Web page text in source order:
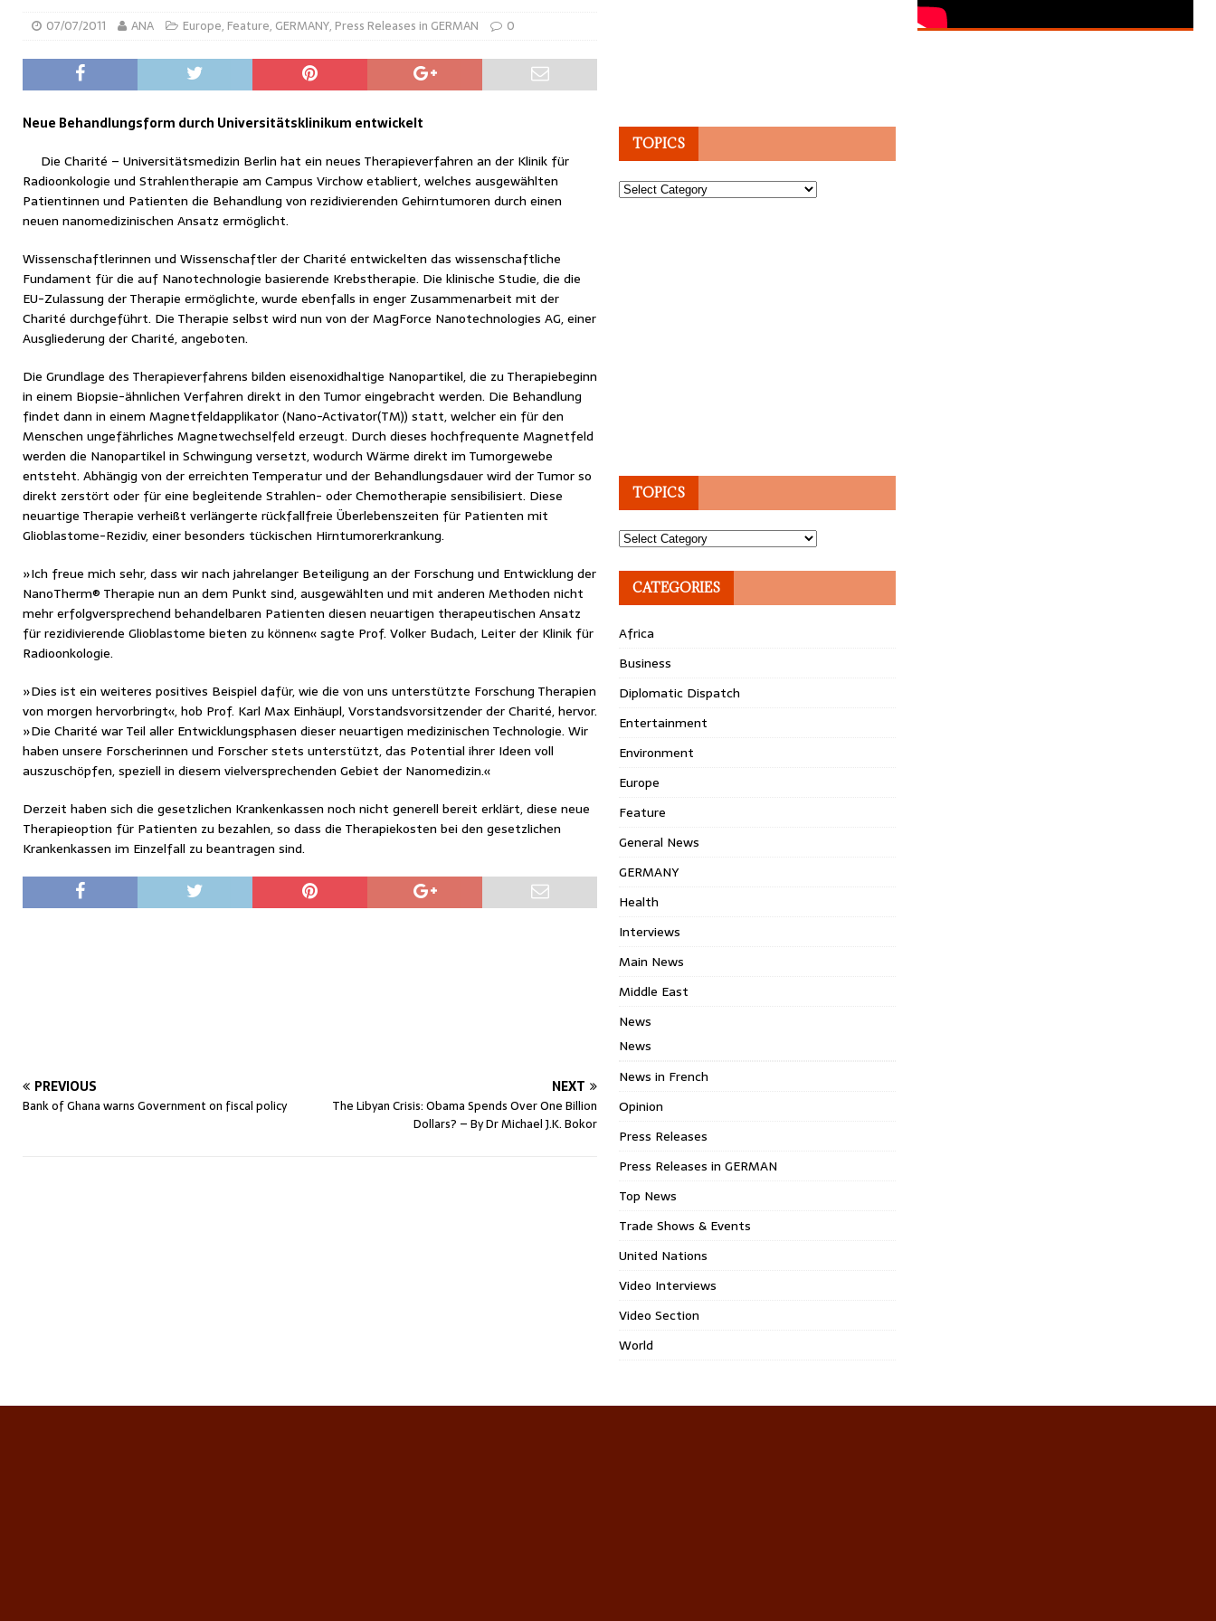
07/07/2011 ANA Europe, Feature, GERMANY, Press Releases in GERMAN 0
Neue Behandlungsform durch Universitätsklinikum entwickelt
Die Charité – Universitätsmedizin Berlin hat ein neues Therapieverfahren an der Klinik für
Radioonkologie und Strahlentherapie am Campus Virchow etabliert, welches ausgewählten
Patientinnen und Patienten die Behandlung von rezidivierenden Gehirntumoren durch einen
neuen nanomedizinischen Ansatz ermöglicht.
Wissenschaftlerinnen und Wissenschaftler der Charité entwickelten das wissenschaftliche
Fundament für die auf Nanotechnologie basierende Krebstherapie. Die klinische Studie, die die
EU-Zulassung der Therapie ermöglichte, wurde ebenfalls in enger Zusammenarbeit mit der
Charité durchgeführt. Die Therapie selbst wird nun von der MagForce Nanotechnologies AG, einer
Ausgliederung der Charité, angeboten.
Die Grundlage des Therapieverfahrens bilden eisenoxidhaltige Nanopartikel, die zu Therapiebeginn
in einem Biopsie-ähnlichen Verfahren direkt in den Tumor eingebracht werden. Die Behandlung
findet dann in einem Magnetfeldapplikator (Nano-Activator(TM)) statt, welcher ein für den
Menschen ungefährliches Magnetwechselfeld erzeugt. Durch dieses hochfrequente Magnetfeld
werden die Nanopartikel in Schwingung versetzt, wodurch Wärme direkt im Tumorgewebe
entsteht. Abhängig von der erreichten Temperatur und der Behandlungsdauer wird der Tumor so
direkt zerstört oder für eine begleitende Strahlen- oder Chemotherapie sensibilisiert. Diese
neuartige Therapie verheißt verlängerte rückfallfreie Überlebenszeiten für Patienten mit
Glioblastome-Rezidiv, einer besonders tückischen Hirntumorerkrankung.
»Ich freue mich sehr, dass wir nach jahrelanger Beteiligung an der Forschung und Entwicklung der
NanoTherm® Therapie nun an dem Punkt sind, ausgewählten und mit anderen Methoden nicht
mehr erfolgversprechend behandelbaren Patienten diesen neuartigen therapeutischen Ansatz
für rezidivierende Glioblastome bieten zu können« sagte Prof. Volker Budach, Leiter der Klinik für
Radioonkologie.
»Dies ist ein weiteres positives Beispiel dafür, wie die von uns unterstützte Forschung Therapien
von morgen hervorbringt«, hob Prof. Karl Max Einhäupl, Vorstandsvorsitzender der Charité, hervor.
»Die Charité war Teil aller Entwicklungsphasen dieser neuartigen medizinischen Technologie. Wir
haben unsere Forscherinnen und Forscher stets unterstützt, das Potential ihrer Ideen voll
auszuschöpfen, speziell in diesem vielversprechenden Gebiet der Nanomedizin.«
Derzeit haben sich die gesetzlichen Krankenkassen noch nicht generell bereit erklärt, diese neue
Therapieoption für Patienten zu bezahlen, so dass die Therapiekosten bei den gesetzlichen
Krankenkassen im Einzelfall zu beantragen sind.
PREVIOUS
Bank of Ghana warns Government on fiscal policy
NEXT
The Libyan Crisis: Obama Spends Over One Billion
Dollars? – By Dr Michael J.K. Bokor
TOPICS
Topics
TOPICS
Topics
CATEGORIES
Africa
Business
Diplomatic Dispatch
Entertainment
Environment
Europe
Feature
General News
GERMANY
Health
Interviews
Main News
Middle East
News
News
News in French
Opinion
Press Releases
Press Releases in GERMAN
Top News
Trade Shows & Events
United Nations
Video Interviews
Video Section
World